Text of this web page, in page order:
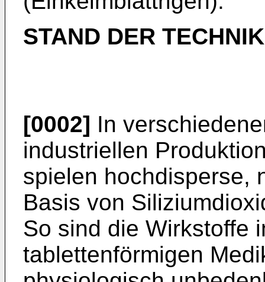
STAND DER TECHNIK
[0002] In
industriellen
spielen hochdisperse,
Basis von
So sind die Wirkstoffe
tablettenförmigen